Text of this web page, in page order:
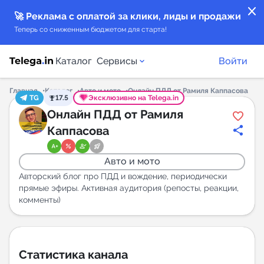
close
🚀 Реклама с оплатой за клики, лиды и продажи
Теперь со сниженным бюджетом для старта!
Каталог Сервисы
Каталог каналов
Каталог ботов
Горящие предложения
Индекс читаемости каналов в Telegram
New
New
Войти
Главная Каталог Авто и мото
Онлайн ПДД от Рамиля Каппасова
TG
17.5 Эксклюзивно на Telega.in
Онлайн ПДД от Рамиля
Каппасова
Авто и мото
Авторский блог про ПДД и вождение, периодически
прямые эфиры. Активная аудитория (репосты, реакции,
комменты)
Статистика канала